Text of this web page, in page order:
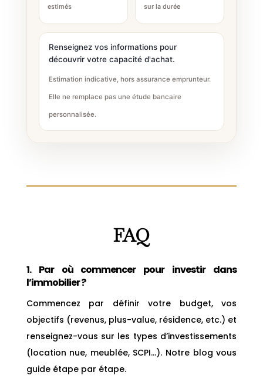
estimés sur la durée
Renseignez vos informations pour
découvrir votre capacité d'achat.
Estimation indicative, hors assurance emprunteur.
Elle ne remplace pas une étude bancaire
personnalisée.
FAQ
1. Par où commencer pour investir dans
l’immobilier ?
Commencez par définir votre budget, vos
objectifs (revenus, plus-value, résidence, etc.) et
renseignez-vous sur les types d’investissements
(location nue, meublée, SCPI…). Notre blog vous
guide étape par étape.